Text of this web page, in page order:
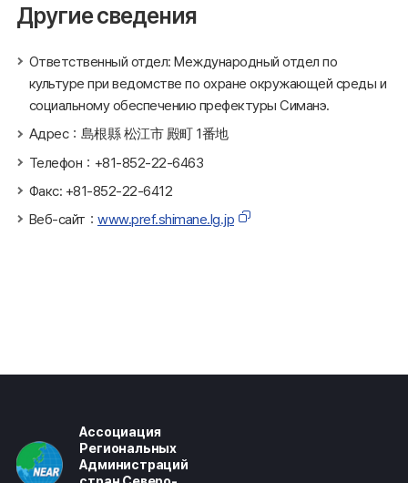
Другие сведения
Ответственный отдел: Международный отдел по
культуре при ведомстве по охране окружающей среды и
социальному обеспечению префектуры Симанэ.
Адрес：島根縣 松江市 殿町 1番地
Телефон：+81-852-22-6463
Факс: +81-852-22-6412
Веб-сайт： www.pref.shimane.lg.jp
Ассоциация
Региональных
Администраций